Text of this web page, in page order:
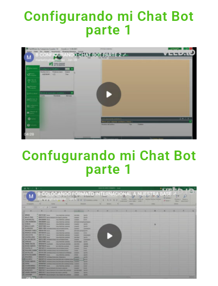
Configurando mi Chat Bot
parte 1
Confugurando mi Chat Bot
parte 1